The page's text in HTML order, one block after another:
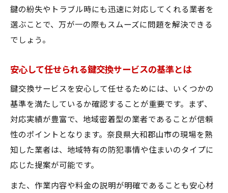
鍵交換サービスで不安を解消するポイント
鍵交換サービスの見積もりから作業完了ま
コツ
鍵交換サービス利用時の防犯強化ポイント
鍵交換サービスで選ぶべき鍵の種類と特徴
防犯性を高めるための鍵交換サービス活用
鍵の紛失やトラブル時にも迅速に対応してくれる業者を
選ぶことで、万が一の際もスムーズに問題を解決できる
でしょう。
安心して任せられる鍵交換サービスの基準とは
鍵交換サービスを安心して任せるためには、いくつかの
基準を満たしているか確認することが重要です。まず、
対応実績が豊富で、地域密着型の業者であることが信頼
性のポイントとなります。奈良県大和郡山市の現場を熟
知した業者は、地域特有の防犯事情や住まいのタイプに
応じた提案が可能です。
また、作業内容や料金の説明が明確であることも安心材